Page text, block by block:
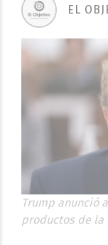
EL
Trump anunció
productos de la